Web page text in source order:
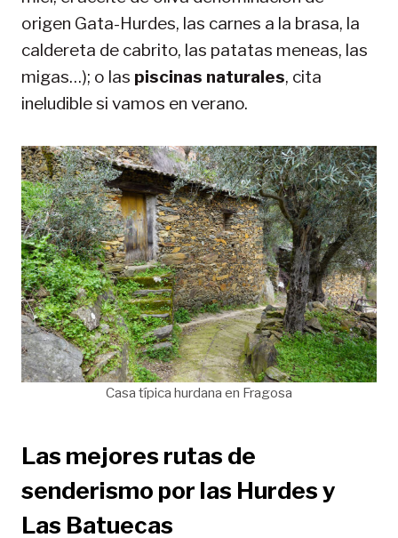
origen Gata-Hurdes, las carnes a la brasa, la
caldereta de cabrito, las patatas meneas, las
migas…); o las piscinas naturales, cita
ineludible si vamos en verano.
Casa típica hurdana en Fragosa
Las mejores rutas de
senderismo por las Hurdes y
Las Batuecas